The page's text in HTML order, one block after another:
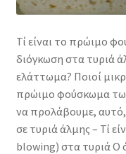
Τί είναι το πρώιμο
διόγκωση στα τυριά
ελάττωμα? Ποιοί
πρώιμο φούσκωμα
να προλάβουμε,
σε τυριά άλμης – Τί
blowing) στα τυριά